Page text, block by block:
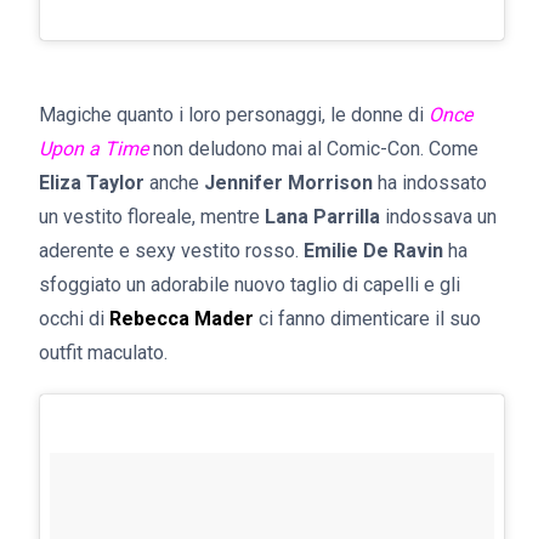
Magiche quanto i loro personaggi, le donne di Once
Upon a Timenon deludono mai al Comic-Con. Come
Eliza Taylor anche Jennifer Morrison ha indossato
un vestito floreale, mentre Lana Parrilla indossava un
aderente e sexy vestito rosso. Emilie De Ravin ha
sfoggiato un adorabile nuovo taglio di capelli e gli
occhi di Rebecca Mader ci fanno dimenticare il suo
outfit maculato.